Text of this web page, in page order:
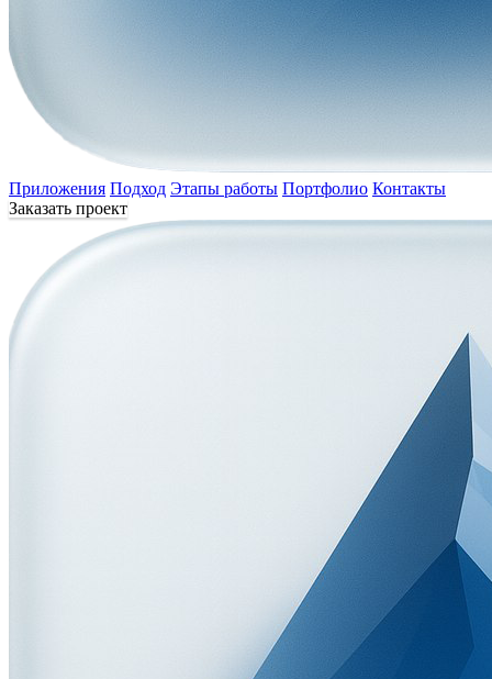
Приложения Подход Этапы работы Портфолио Контакты
Заказать проект